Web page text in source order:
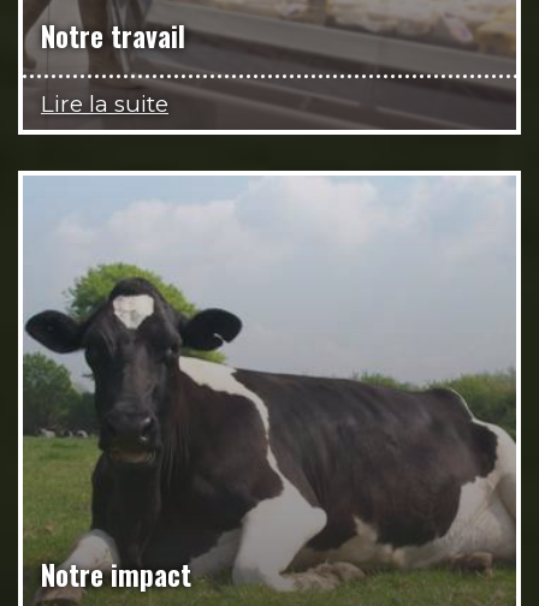
Notre travail
Lire la suite
Notre impact